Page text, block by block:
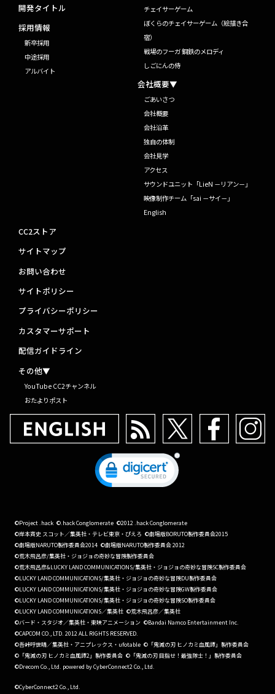
開発タイトル
採用情報
新卒採用
中途採用
アルバイト
チェイサーゲーム
ぼくらのチェイサーゲーム（絵描き合
宿）
戦場のフーガ 鋼鉄のメロディ
しごにんの侍
会社概要▼
ごあいさつ
会社概要
会社沿革
独自の体制
会社見学
アクセス
サウンドユニット「LieN －リアン－」
映像制作チーム「sai －サイ－」
English
CC2ストア
サイトマップ
お問い合わせ
サイトポリシー
プライバシーポリシー
カスタマーサポート
配信ガイドライン
その他▼
YouTube CC2チャンネル
おたよりポスト
©Project .hack ©.hack Conglomerate ©2012 .hack Conglomerate
©岸本斉史 スコット／集英社・テレビ東京・ぴえろ ©劇場版BORUTO製作委員会2015
©劇場版NARUTO製作委員会2014 ©劇場版NARUTO製作委員会 2012
©荒木飛呂彦/集英社・ジョジョの奇妙な冒険製作委員会
©荒木飛呂彦&LUCKY LAND COMMUNICATIONS/集英社・ジョジョの奇妙な冒険SC製作委員会
©LUCKY LAND COMMUNICATIONS/集英社・ジョジョの奇妙な冒険DU製作委員会
©LUCKY LAND COMMUNICATIONS/集英社・ジョジョの奇妙な冒険GW製作委員会
©LUCKY LAND COMMUNICATIONS/集英社・ジョジョの奇妙な冒険SO製作委員会
©LUCKY LAND COMMUNICATIONS／集英社 ©荒木飛呂彦／集英社
©バード・スタジオ／集英社・東映アニメーション ©Bandai Namco Entertainment Inc.
©CAPCOM CO., LTD. 2012 ALL RIGHTS RESERVED.
©吾峠呼世晴／集英社・アニプレックス・ufotable ©「鬼滅の刃 ヒノカミ血風譚」製作委員会
©「鬼滅の刃 ヒノカミ血風譚2」製作委員会 ©「鬼滅の刃 目指せ！最強隊士！」製作委員会
©Drecom Co., Ltd. powered by CyberConnect2 Co., Ltd.
©CyberConnect2 Co., Ltd.